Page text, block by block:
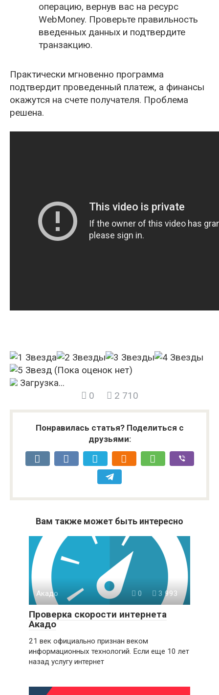
операцию, вернув вас на ресурс
WebMoney. Проверьте правильность
введенных данных и подтвердите
транзакцию.
Практически мгновенно программа
подтвердит проведенный платеж, а финансы
окажутся на счете получателя. Проблема
решена.
(Пока оценок нет)
Загрузка...
0
2 710
Понравилась статья? Поделиться с
друзьями:
Вам также может быть интересно
Акадо 0 3 993
Проверка скорости интернета
Акадо
21 век официально признан веком
информационных технологий. Если еще 10 лет
назад услугу интернет